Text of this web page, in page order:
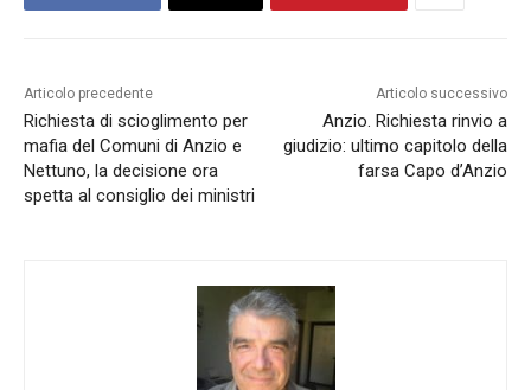
Articolo precedente
Richiesta di scioglimento per
mafia del Comuni di Anzio e
Nettuno, la decisione ora
spetta al consiglio dei ministri
Articolo successivo
Anzio. Richiesta rinvio a
giudizio: ultimo capitolo della
farsa Capo d’Anzio